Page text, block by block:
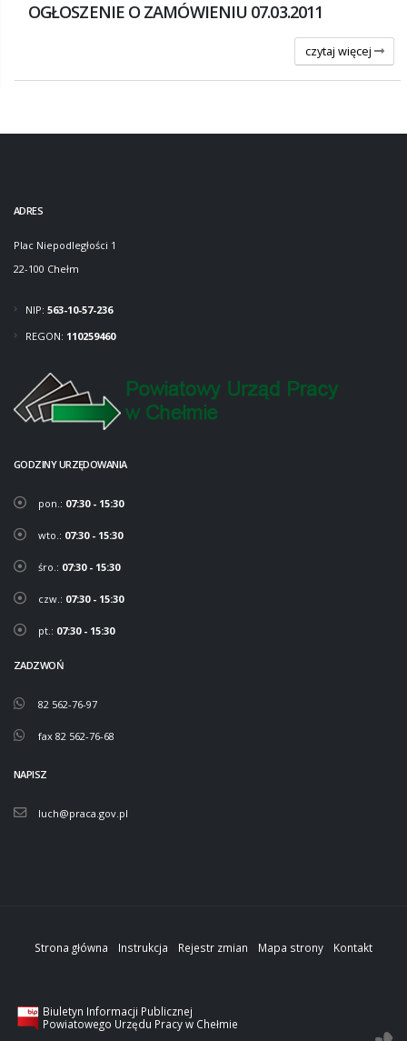
OGŁOSZENIE O ZAMÓWIENIU 07.03.2011
czytaj więcej
ADRES
Plac Niepodległości 1
22-100 Chełm
NIP: 563-10-57-236
REGON: 110259460
GODZINY URZĘDOWANIA
pon.: 07:30 - 15:30
wto.: 07:30 - 15:30
śro.: 07:30 - 15:30
czw.: 07:30 - 15:30
pt.: 07:30 - 15:30
ZADZWOŃ
82 562-76-97
fax 82 562-76-68
NAPISZ
luch@praca.gov.pl
Biuletyn Informacji Publicznej
Powiatowego Urzędu Pracy w Chełmie
Strona główna Instrukcja Rejestr zmian Mapa strony Kontakt